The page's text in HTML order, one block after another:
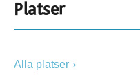
Platser
Alla platser